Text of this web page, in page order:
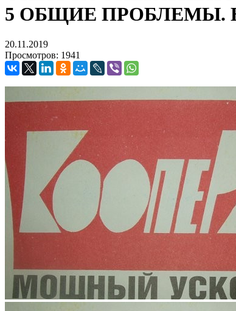
5 ОБЩИЕ ПРОБЛЕМЫ.
20.11.2019
Просмотров: 1941